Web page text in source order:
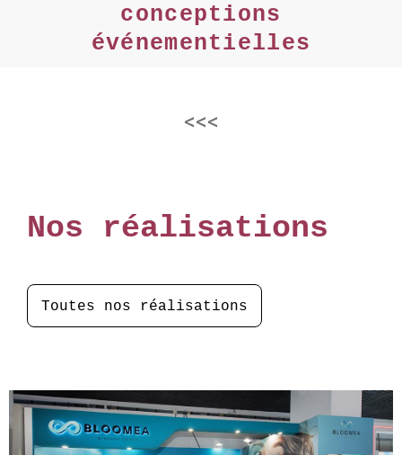
conceptions
événementielles
<<<
Nos réalisations
Toutes nos réalisations